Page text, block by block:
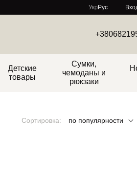
Укр Рус
Детские
товары
Сумки,
чемоданы и
рюкзаки
Сортировка: по популярности